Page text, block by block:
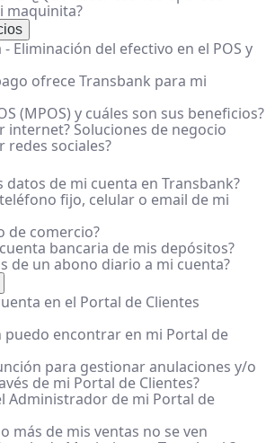
maquinita?
Eliminación del efectivo en el POS y
ofrece Transbank para mi
(MPOS) y cuáles son sus beneficios?
internet? Soluciones de negocio
redes sociales?
datos de mi cuenta en Transbank?
fijo, celular o email de mi
de comercio?
bancaria de mis depósitos?
de un abono diario a mi cuenta?
en el Portal de Clientes
puedo encontrar en mi Portal de
para gestionar anulaciones y/o
de mi Portal de Clientes?
Administrador de mi Portal de
más de mis ventas no se ven